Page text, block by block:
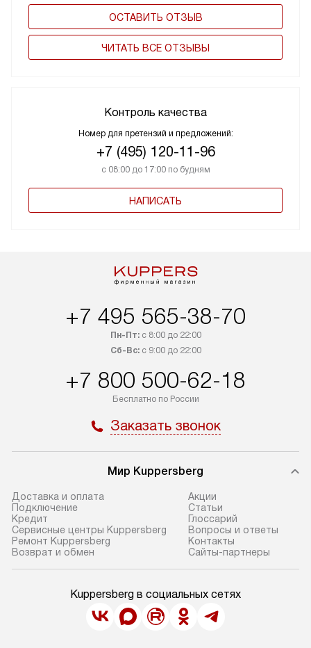
ОСТАВИТЬ ОТЗЫВ
ЧИТАТЬ ВСЕ ОТЗЫВЫ
Контроль качества
Номер для претензий и предложений:
+7 (495) 120-11-96
с 08:00 до 17:00 по будням
НАПИСАТЬ
+7 495 565-38-70
Пн-Пт:с 8:00 до 22:00
Сб-Вс:с 9:00 до 22:00
+7 800 500-62-18
Бесплатно по России
Заказать звонок
Мир Kuppersberg
Доставка и оплата
Подключение
Кредит
Сервисные центры Kuppersberg
Ремонт Kuppersberg
Возврат и обмен
Акции
Cтатьи
Глоссарий
Вопросы и ответы
Контакты
Сайты-партнеры
Kuppersberg в социальных сетях